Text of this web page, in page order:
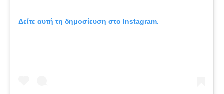
Δείτε αυτή τη δημοσίευση στο Instagram.